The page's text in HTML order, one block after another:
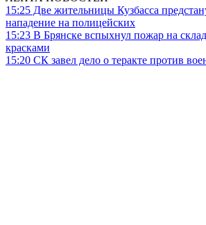
15:25 Две жительницы Кузбасса
нападение на полицейских
15:23 В Брянске вспыхнул пожар на
красками
15:20 СК завел дело о теракте против